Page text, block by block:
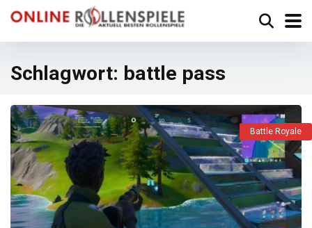
Schlagwort: battle pass
Battle Royale